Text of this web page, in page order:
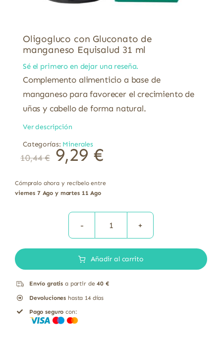
Oligogluco con Gluconato de
manganeso Equisalud 31 ml
Sé el primero en dejar una reseña.
Complemento alimenticio a base de
manganeso para favorecer el crecimiento de
uñas y cabello de forma natural.
Ver descripción
Categorías: Minerales
10,44€ 9,29 €
Cómpralo ahora y recíbelo entre
viernes 7 Ago y martes 11 Ago
Oligogluco
Gluconato
Añadir al carrito
Envío gratis a partir de40 €
Devoluciones hasta 14 días
Pago seguro con: